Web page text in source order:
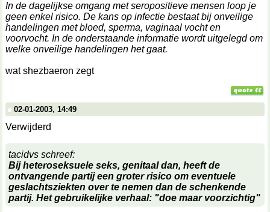
In de dagelijkse omgang met seropositieve mensen loop je
geen enkel risico. De kans op infectie bestaat bij onveilige
handelingen met bloed, sperma, vaginaal vocht en
voorvocht. In de onderstaande informatie wordt uitgelegd om
welke onveilige handelingen het gaat.
wat shezbaeron zegt
02-01-2003, 14:49
Verwijderd
tacidvs schreef:
Bij heteroseksuele seks, genitaal dan, heeft de
ontvangende partij een groter risico om eventuele
geslachtsziekten over te nemen dan de schenkende
partij. Het gebruikelijke verhaal: "doe maar voorzichtig"